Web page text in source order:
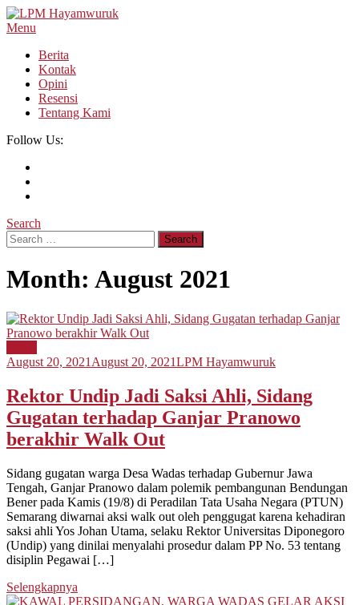
Skip
To
Menu
Berita
Kontak
Opini
Resensi
Tentang Kami
Follow Us:
Search
Search
for:
Month: August 2021
August 20, 2021 August 20, 2021LPM Hayamwuruk
Rektor Undip Jadi Saksi Ahli, Sidang
Gugatan terhadap Ganjar Pranowo
berakhir Walk Out
Sidang gugatan warga Desa Wadas terhadap Gubernur Jawa
Tengah, Ganjar Pranowo dalam polemik pembangunan Bendungan
Bener pada Kamis (19/8) di Peradilan Tata Usaha Negara (PTUN)
Semarang diwarnai aksi walk out oleh penggugat karena kehadiran
saksi ahli Yos Johan Utama, selaku Rektor Universitas Diponegoro
(Undip) yang dinilai menyalahi prosedur dalam PP No. 53 tentang
disiplin Pegawai […]
Selengkapnya